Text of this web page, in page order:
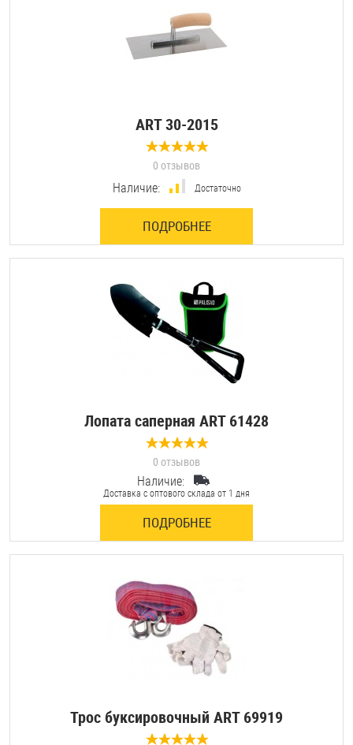
ART 30-2015
0 отзывов
Наличие: Достаточно
ПОДРОБНЕЕ
Лопата саперная ART 61428
0 отзывов
Наличие:
Доставка с оптового склада от 1 дня
ПОДРОБНЕЕ
Трос буксировочный ART 69919